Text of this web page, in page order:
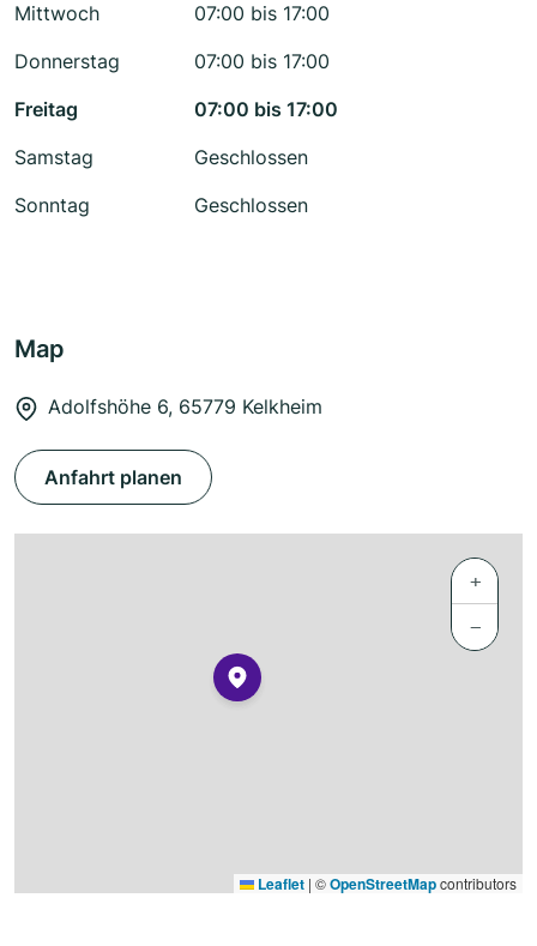
Mittwoch
07:00 bis 17:00
Donnerstag
07:00 bis 17:00
Freitag
07:00 bis 17:00
Samstag
Geschlossen
Sonntag
Geschlossen
Map
Adolfshöhe 6, 65779 Kelkheim
Anfahrt planen
+
−
Leaflet | ©OpenStreetMapcontributors